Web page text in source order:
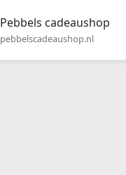
Pebbels cadeaushop
pebbelscadeaushop.nl